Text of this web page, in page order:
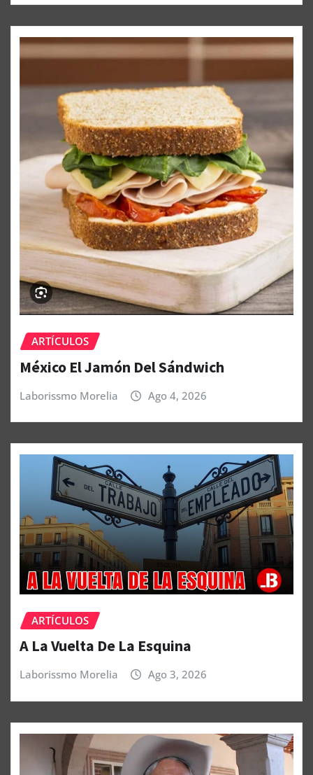
ARTÍCULOS
México El Jamón Del Sándwich
Laborissmo Morelia Ago 4, 2026
ARTÍCULOS
A La Vuelta De La Esquina
Laborissmo Morelia Ago 3, 2026